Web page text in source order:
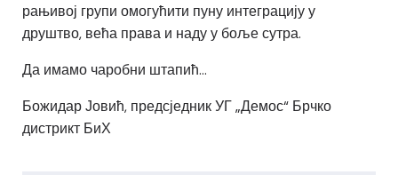
рањивој групи омогућити пуну интеграцију у
друштво, већа права и наду у боље сутра.
Да имамо чаробни штапић…
Божидар Јовић, предсједник УГ „Демос“ Брчко
дистрикт БиХ